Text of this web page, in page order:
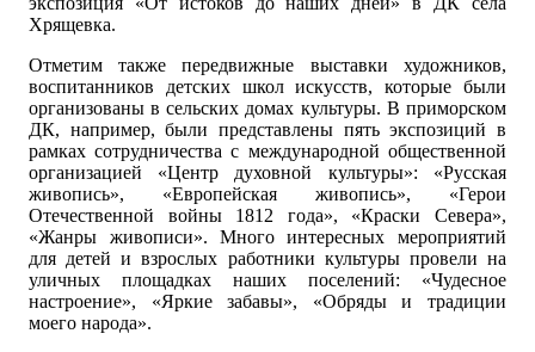
Хрящевка.
Отметим также передвижные выставки художников,
воспитанников детских школ искусств, которые были
организованы в сельских домах культуры. В приморском
ДК, например, были представлены пять экспозиций в
рамках сотрудничества с международной общественной
организацией «Центр духовной культуры»: «Русская
живопись», «Европейская живопись», «Герои
Отечественной войны 1812 года», «Краски Севера»,
«Жанры живописи». Много интересных мероприятий
для детей и взрослых работники культуры провели на
уличных площадках наших поселений: «Чудесное
настроение», «Яркие забавы», «Обряды и традиции
моего народа».